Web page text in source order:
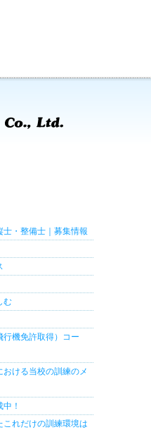
・整備士｜募集情報
む
行機免許取得）コー
ける当校の訓練のメ
！
れだけの訓練環境は